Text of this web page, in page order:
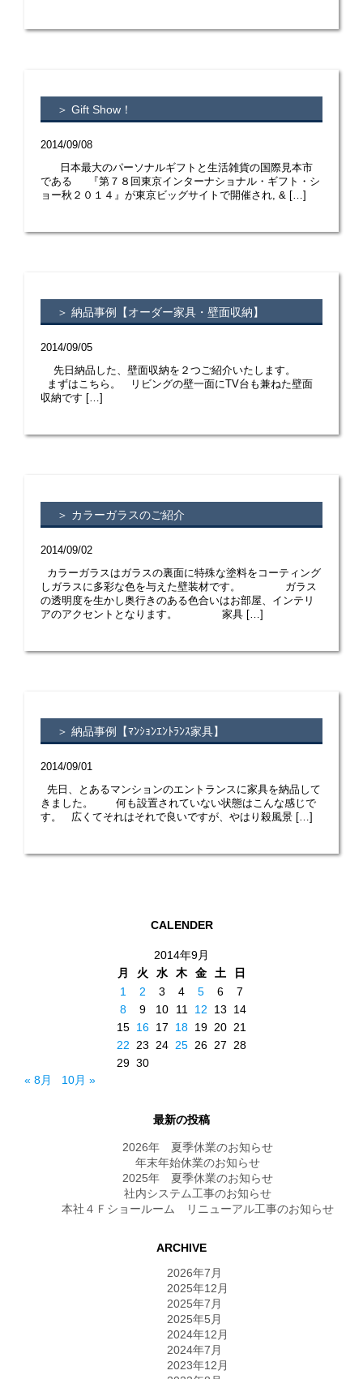
＞ Gift Show！
2014/09/08
日本最大のパーソナルギフトと生活雑貨の国際見本市
である 『第７８回東京インターナショナル・ギフト・シ
ョー秋２０１４』が東京ビッグサイトで開催され, & […]
＞ 納品事例【オーダー家具・壁面収納】
2014/09/05
先日納品した、壁面収納を２つご紹介いたします。
まずはこちら。 リビングの壁一面にTV台も兼ねた壁面
収納です […]
＞ カラーガラスのご紹介
2014/09/02
カラーガラスはガラスの裏面に特殊な塗料をコーティング
しガラスに多彩な色を与えた壁装材です。 ガラス
の透明度を生かし奥行きのある色合いはお部屋、インテリ
アのアクセントとなります。 家具 […]
＞ 納品事例【ﾏﾝｼｮﾝｴﾝﾄﾗﾝｽ家具】
2014/09/01
先日、とあるマンションのエントランスに家具を納品して
きました。 何も設置されていない状態はこんな感じで
す。 広くてそれはそれで良いですが、やはり殺風景 […]
CALENDER
2014年9月
月
火 水 木 金 土
日
1
2 3 4 5 6
7
8
9 10 11 12 13
14
15 16 17 18 19 20 21
22 23 24 25 26 27 28
29 30
« 8月
10月 »
最新の投稿
2026年 夏季休業のお知らせ
年末年始休業のお知らせ
2025年 夏季休業のお知らせ
社内システム工事のお知らせ
本社４Ｆショールーム リニューアル工事のお知らせ
ARCHIVE
2026年7月
2025年12月
2025年7月
2025年5月
2024年12月
2024年7月
2023年12月